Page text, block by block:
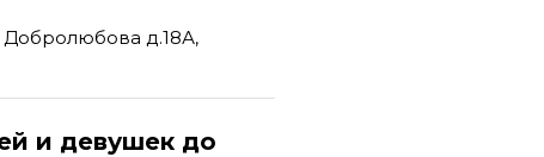
д.18А,
и девушек до